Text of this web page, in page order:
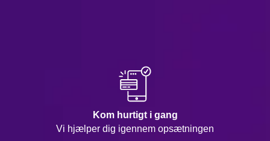
Kom hurtigt i gang
Vi hjælper dig igennem opsætningen